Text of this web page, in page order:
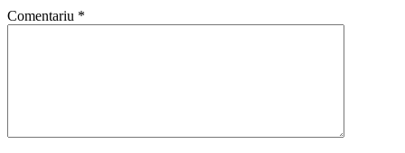
Comentariu *